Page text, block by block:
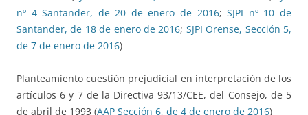
nº 4 Santander, de 20 de enero de 2016;SJPI nº 10 de
Santander, de 18 de enero de 2016; SJPI Orense, Sección 5,
de 7 de enero de 2016)
Planteamiento cuestión prejudicial en interpretación de los
artículos 6 y 7 de la Directiva 93/13/CEE, del Consejo, de 5
de abril de 1993 (AAP Sección 6, de 4 de enero de 2016)